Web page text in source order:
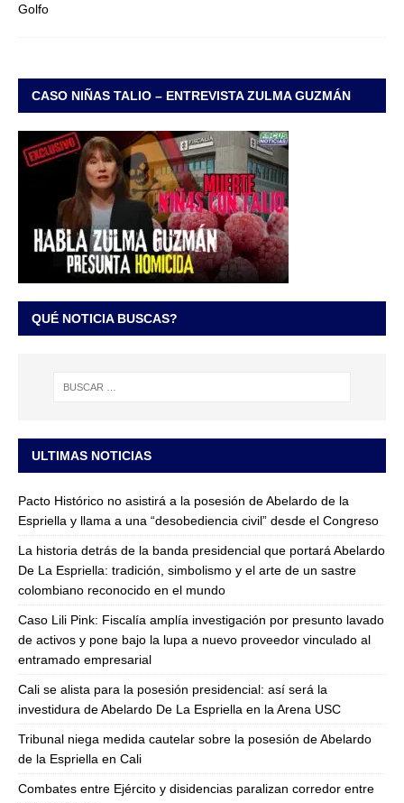
CASO NIÑAS TALIO – ENTREVISTA ZULMA GUZMÁN
QUÉ NOTICIA BUSCAS?
ULTIMAS NOTICIAS
Pacto Histórico no asistirá a la posesión de Abelardo de la
Espriella y llama a una “desobediencia civil” desde el Congreso
La historia detrás de la banda presidencial que portará Abelardo
De La Espriella: tradición, simbolismo y el arte de un sastre
colombiano reconocido en el mundo
Caso Lili Pink: Fiscalía amplía investigación por presunto lavado
de activos y pone bajo la lupa a nuevo proveedor vinculado al
entramado empresarial
Cali se alista para la posesión presidencial: así será la
investidura de Abelardo De La Espriella en la Arena USC
Tribunal niega medida cautelar sobre la posesión de Abelardo
de la Espriella en Cali
Combates entre Ejército y disidencias paralizan corredor entre